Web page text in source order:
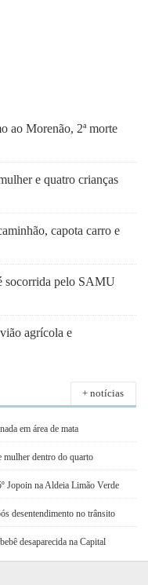
ao Morenão, 2ª morte
e quatro crianças
capota carro e
socorrida pelo SAMU
agrícola e
+ notícias
em área de mata
mulher dentro do quarto
Jopoin na Aldeia Limão Verde
desentendimento no trânsito
desaparecida na Capital